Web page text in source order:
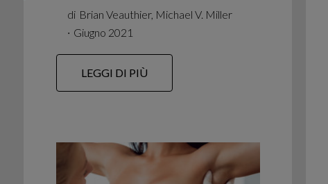
di Brian Veauthier, Michael V. Miller
∙ Giugno 2021
LEGGI DI PIÙ